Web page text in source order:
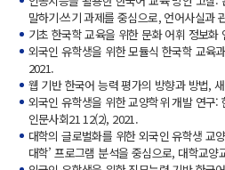
말하기‧쓰기 과제를 중심으로, 언어사실과
기초 한국학 교육을 위한 문화 어휘 정보
외국인 유학생을 위한 모듈식 한국학 교육
2021.
웹 기반 한국어 능력 평가의 방향과 방법,
외국인 유학생을 위한 교양학위 개발 연구:
인문사회21 12(2), 2021.
대학의 글로벌화를 위한 외국인 유학생 교
대학’ 프로그램 분석을 중심으로, 대학교양